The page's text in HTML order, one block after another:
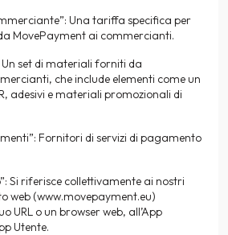
Una tariffa specifica per
MovePayment ai commercianti.
Un set di materiali forniti da
che include elementi come un
adesivi e materiali promozionali di
Fornitori di servizi di pagamento
Si riferisce collettivamente ai nostri
web (www.movepayment.eu)
URL o un browser web, all’App
Utente.